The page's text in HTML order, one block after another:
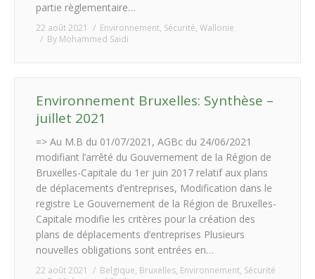
partie règlementaire…
22 août 2021 Environnement, Sécurité, Wallonie
By Mohammed Saidi
Environnement Bruxelles: Synthèse –
juillet 2021
=> Au M.B du 01/07/2021, AGBc du 24/06/2021
modifiant l’arrêté du Gouvernement de la Région de
Bruxelles-Capitale du 1er juin 2017 relatif aux plans
de déplacements d’entreprises, Modification dans le
registre Le Gouvernement de la Région de Bruxelles-
Capitale modifie les critères pour la création des
plans de déplacements d’entreprises Plusieurs
nouvelles obligations sont entrées en…
22 août 2021 Belgique, Bruxelles, Environnement, Sécurité